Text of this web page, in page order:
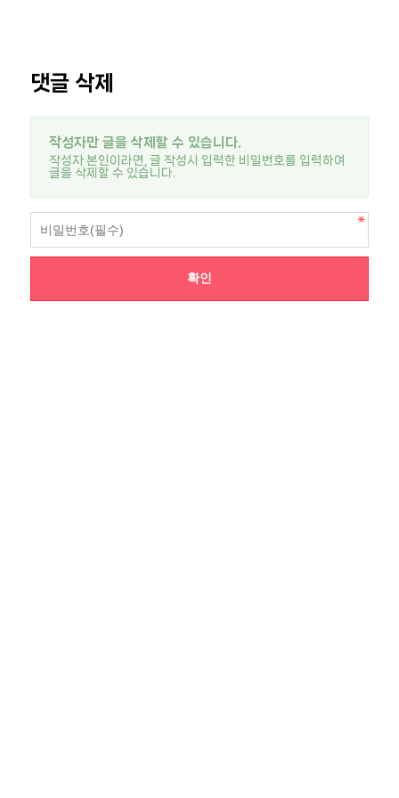
댓글 삭제
작성자만 글을 삭제할 수 있습니다.
작성자 본인이라면, 글 작성시 입력한 비밀번호를 입력하여
글을 삭제할 수 있습니다.